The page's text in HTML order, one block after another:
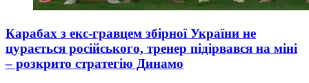
Карабах з екс-гравцем збірної України не
цурається російського, тренер підірвався на міні
– розкрито стратегію Динамо